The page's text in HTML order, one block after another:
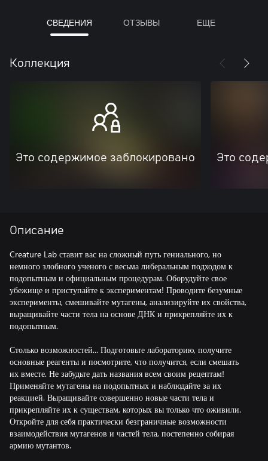
СВЕДЕНИЯ ОТЗЫВЫ ЕЩЕ
Коллекция
Это содержимое заблокировано Это
Описание
Creature Lab ставит вас на сложный путь гениального, но
немного злобного ученого с весьма либеральным подходом к
подопытным и официальным процедурам. Оборудуйте свое
убежище и приступайте к экспериментам! Проводите безумные
эксперименты, смешивайте мутагены, анализируйте их свойства,
выращивайте части тела на основе ДНК и прикрепляйте их к
подопытным.
Столько возможностей... Подготовьте лабораторию, получите
основные реагенты и посмотрите, что получится, если смешать
их вместе. Не забудьте дать названия всем своим рецептам!
Применяйте мутагены на подопытных и наблюдайте за их
реакцией. Выращивайте совершенно новые части тела и
прикрепляйте их к существам, которых вы только что оживили.
Откройте для себя практически безграничные возможности
взаимодействия мутагенов и частей тела, постепенно собирая
армию мутантов.